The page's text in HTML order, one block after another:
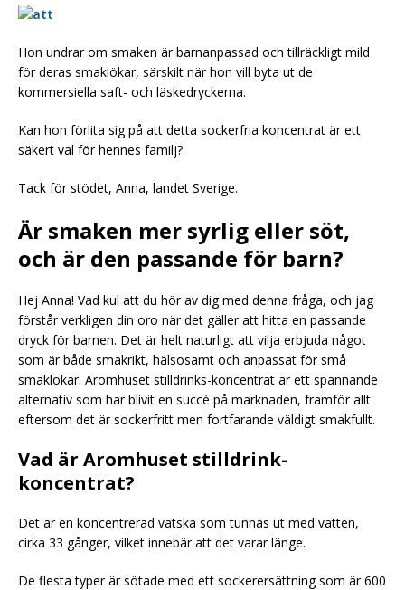
Hon undrar om smaken är barnanpassad och tillräckligt mild
för deras smaklökar, särskilt när hon vill byta ut de
kommersiella saft- och läskedryckerna.
Kan hon förlita sig på att detta sockerfria koncentrat är ett
säkert val för hennes familj?
Tack för stödet, Anna, landet Sverige.
Är smaken mer syrlig eller söt,
och är den passande för barn?
Hej Anna! Vad kul att du hör av dig med denna fråga, och jag
förstår verkligen din oro när det gäller att hitta en passande
dryck för barnen. Det är helt naturligt att vilja erbjuda något
som är både smakrikt, hälsosamt och anpassat för små
smaklökar. Aromhuset stilldrinks-koncentrat är ett spännande
alternativ som har blivit en succé på marknaden, framför allt
eftersom det är sockerfritt men fortfarande väldigt smakfullt.
Vad är Aromhuset stilldrink-
koncentrat?
Det är en koncentrerad vätska som tunnas ut med vatten,
cirka 33 gånger, vilket innebär att det varar länge.
De flesta typer är sötade med ett sockerersättning som är 600